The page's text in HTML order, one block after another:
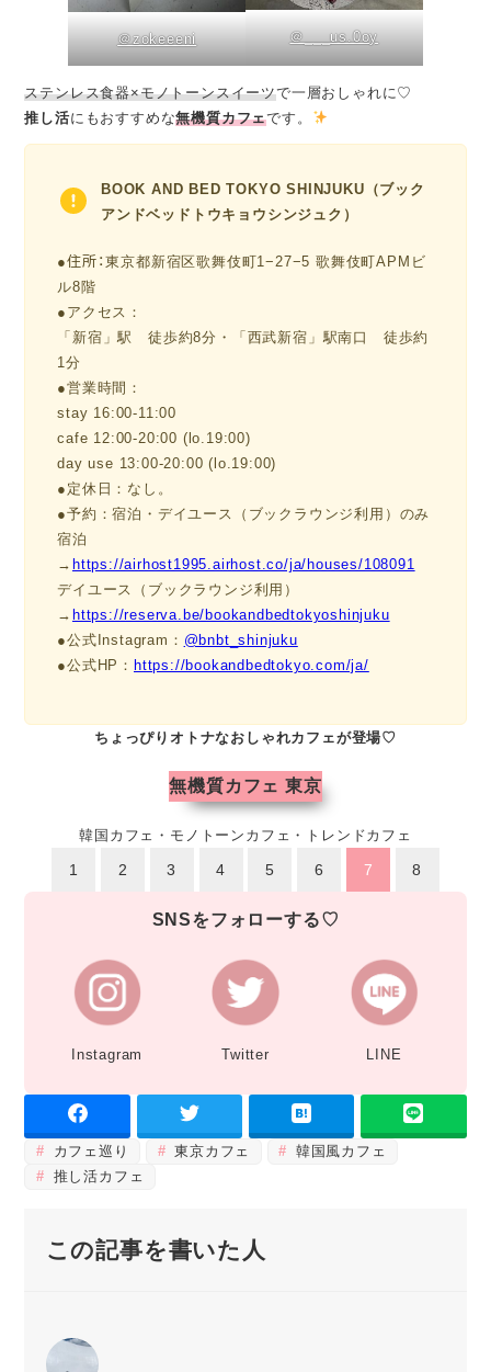
＠zokeeeni ＠___us.0oy
ステンレス食器×モノトーンスイーツで一層おしゃれに♡
推し活にもおすすめな無機質カフェです。
BOOK AND BED TOKYO SHINJUKU（ブック
アンドベッドトウキョウシンジュク）
●住所：東京都新宿区歌舞伎町1−27−5 歌舞伎町APMビ
ル8階
●アクセス：
「新宿」駅 徒歩約8分・「西武新宿」駅南口 徒歩約
1分
●営業時間：
stay 16:00-11:00
cafe 12:00-20:00 (lo.19:00)
day use 13:00-20:00 (lo.19:00)
●定休日：なし。
●予約：宿泊・デイユース（ブックラウンジ利用）のみ
宿泊
→ https://airhost1995.airhost.co/ja/houses/108091
デイユース（ブックラウンジ利用）
→ https://reserva.be/bookandbedtokyoshinjuku
●公式Instagram： @bnbt_shinjuku
●公式HP： https://bookandbedtokyo.com/ja/
ちょっぴりオトナなおしゃれカフェが登場♡
無機質カフェ 東京
韓国カフェ・モノトーンカフェ・トレンドカフェ
1 2 3 4 5 6 7 8
SNSをフォローする♡
Instagram Twitter LINE
カフェ巡り 東京カフェ
韓国風カフェ
推し活カフェ
この記事を書いた人